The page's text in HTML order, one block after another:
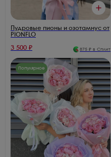
Пудровые пионы и озотамнус от
PIONFLO
3 500 ₽ 875 ₽ в Сплит
Популярное